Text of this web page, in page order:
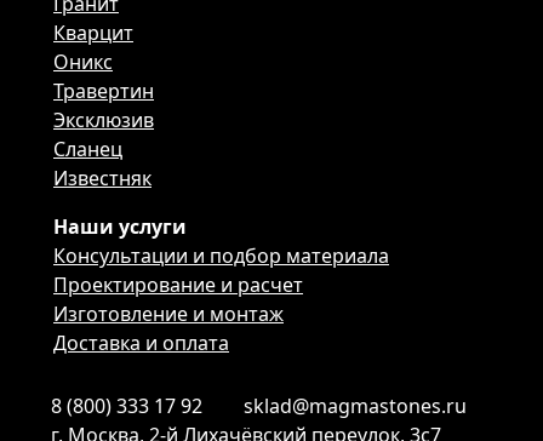
Кварцит
Оникс
Травертин
Эксклюзив
Сланец
Известняк
Наши услуги
Консультации и подбор материала
Проектирование и расчет
Изготовление и монтаж
Доставка и оплата
8 (800) 333 17 92
sklad@magmastones.ru
г. Москва, 2-й Лихачёвский переулок, 3с7